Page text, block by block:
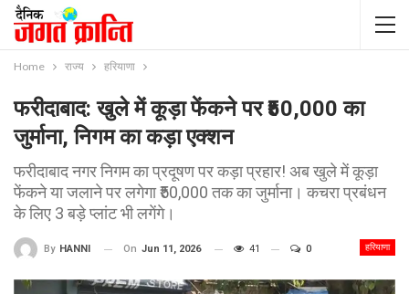
Home राज्य हरियाणा
फरीदाबाद: खुले में कूड़ा फेंकने पर ₹50,000 का
जुर्माना, निगम का कड़ा एक्शन
फरीदाबाद नगर निगम का प्रदूषण पर कड़ा प्रहार! अब खुले में कूड़ा
फेंकने या जलाने पर लगेगा ₹50,000 तक का जुर्माना। कचरा प्रबंधन
के लिए 3 बड़े प्लांट भी लगेंगे।
हरियाणा
By HANNI On Jun 11, 2026 41 0